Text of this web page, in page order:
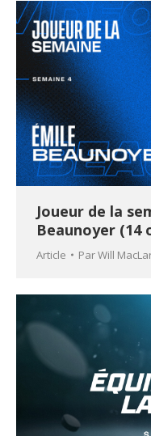
Joueur de la
Beaunoyer (14
Article ParWill